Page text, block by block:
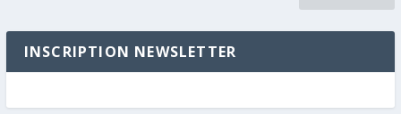
INSCRIPTION NEWSLETTER